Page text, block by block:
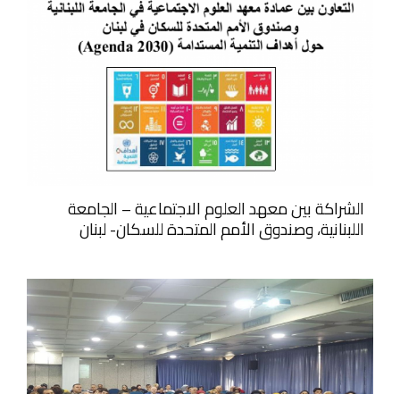
الشراكة بين معهد العلوم الاجتماعية – الجامعة
اللبنانية، وصندوق الأمم المتحدة للسكان- لبنان